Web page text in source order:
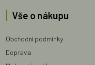
Vše o nákupu
Obchodní podmínky
Doprava